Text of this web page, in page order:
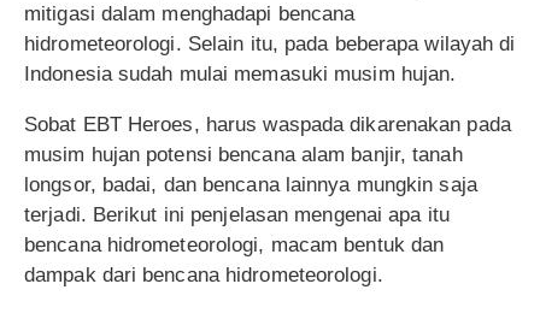
mitigasi dalam menghadapi bencana
hidrometeorologi. Selain itu, pada beberapa wilayah di
Indonesia sudah mulai memasuki musim hujan.
Sobat EBT Heroes, harus waspada dikarenakan pada
musim hujan potensi bencana alam banjir, tanah
longsor, badai, dan bencana lainnya mungkin saja
terjadi. Berikut ini penjelasan mengenai apa itu
bencana hidrometeorologi, macam bentuk dan
dampak dari bencana hidrometeorologi.